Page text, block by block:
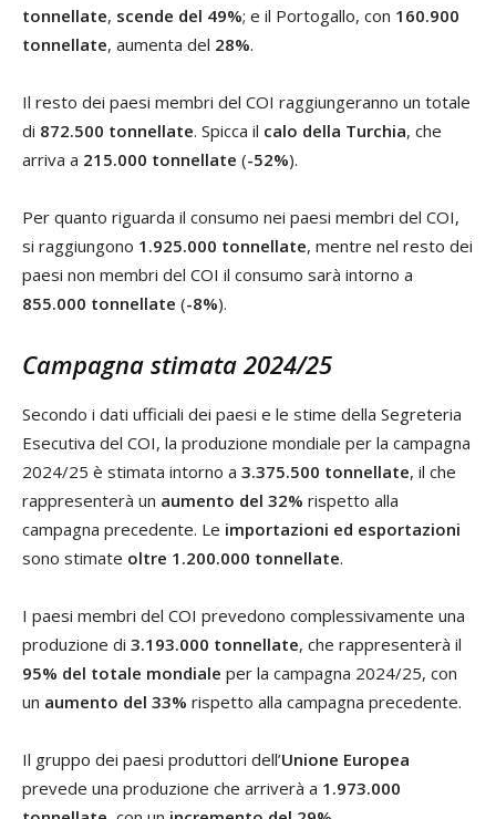
tonnellate, scende del 49%; e il Portogallo, con 160.900
tonnellate, aumenta del 28%.
Il resto dei paesi membri del COI raggiungeranno un totale
di 872.500 tonnellate. Spicca il calo della Turchia, che
arriva a 215.000 tonnellate (-52%).
Per quanto riguarda il consumo nei paesi membri del COI,
si raggiungono 1.925.000 tonnellate, mentre nel resto dei
paesi non membri del COI il consumo sarà intorno a
855.000 tonnellate (-8%).
Campagna stimata 2024/25
Secondo i dati ufficiali dei paesi e le stime della Segreteria
Esecutiva del COI, la produzione mondiale per la campagna
2024/25 è stimata intorno a 3.375.500 tonnellate, il che
rappresenterà un aumento del 32% rispetto alla
campagna precedente. Le importazioni ed esportazioni
sono stimate oltre 1.200.000 tonnellate.
I paesi membri del COI prevedono complessivamente una
produzione di 3.193.000 tonnellate, che rappresenterà il
95% del totale mondiale per la campagna 2024/25, con
un aumento del 33% rispetto alla campagna precedente.
Il gruppo dei paesi produttori dell’Unione Europea
prevede una produzione che arriverà a 1.973.000